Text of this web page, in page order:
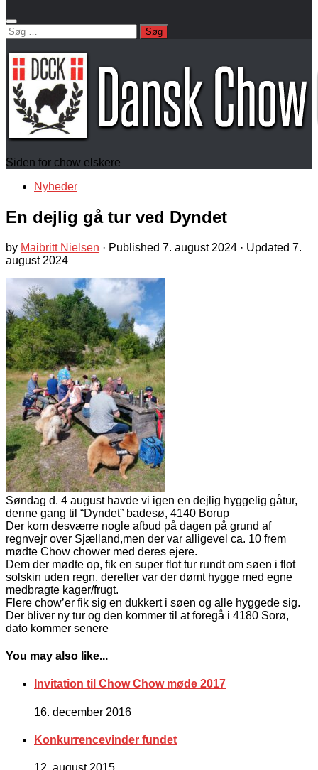
Søg
efter:
Siden for chow elskere
Nyheder
En dejlig gå tur ved Dyndet
by Maibritt Nielsen · Published 7. august 2024 · Updated 7.
august 2024
Søndag d. 4 august havde vi igen en dejlig hyggelig gåtur,
denne gang til “Dyndet” badesø, 4140 Borup
Der kom desværre nogle afbud på dagen på grund af
regnvejr over Sjælland,men der var alligevel ca. 10 frem
mødte Chow chower med deres ejere.
Dem der mødte op, fik en super flot tur rundt om søen i flot
solskin uden regn, derefter var der dømt hygge med egne
medbragte kager/frugt.
Flere chow’er fik sig en dukkert i søen og alle hyggede sig.
Der bliver ny tur og den kommer til at foregå i 4180 Sorø,
dato kommer senere
You may also like...
Invitation til Chow Chow møde 2017
16. december 2016
Konkurrencevinder fundet